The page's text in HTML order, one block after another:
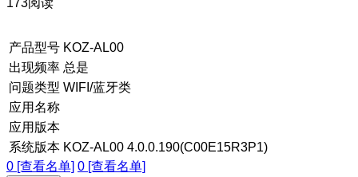
产品型号 KOZ-AL00
出现频率 总是
问题类型 WIFI/蓝牙类
应用名称
应用版本
系统版本 KOZ-AL00 4.0.0.190(C00E15R3P1)
0 [查看名单] 0 [查看名单]